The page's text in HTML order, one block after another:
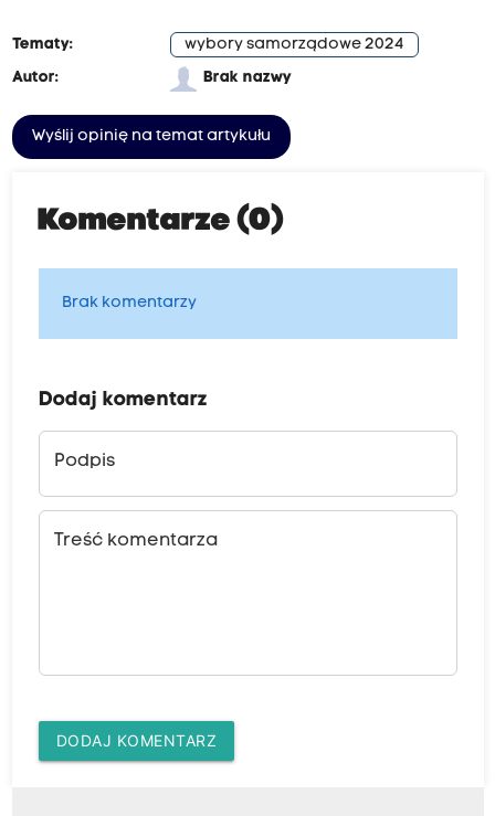
Tematy:
wybory samorządowe 2024
Autor:
Brak nazwy
Wyślij opinię na temat artykułu
Komentarze (0)
Brak komentarzy
Dodaj komentarz
Podpis
Treść komentarza
DODAJ KOMENTARZ